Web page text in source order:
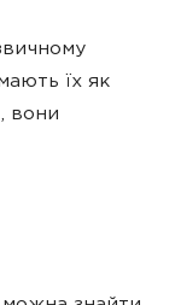
їх як
вони